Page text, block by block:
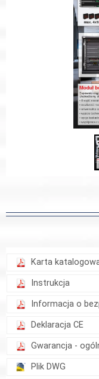
Karta
Instrukcja
Informacja o
Deklaracja CE
Gwarancja -
Plik DWG